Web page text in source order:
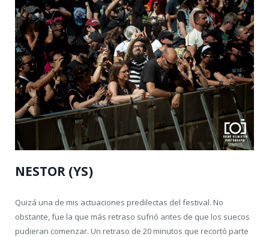
NESTOR (YS)
Quizá una de mis actuaciones predilectas del festival. No
obstante, fue la que más retraso sufrió antes de que los suecos
pudieran comenzar. Un retraso de 20 minutos que recortó parte